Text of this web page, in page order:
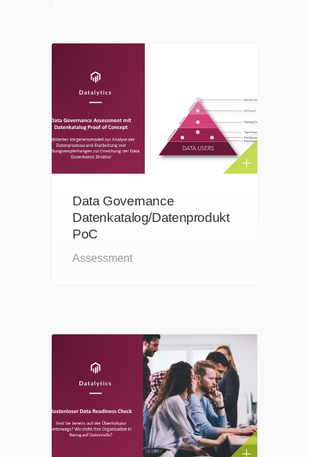
Data Governance
Datenkatalog/Datenprodukt
PoC
Assessment